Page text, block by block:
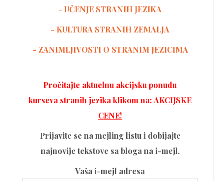
- UČENJE STRANIH JEZIKA
- KULTURA STRANIH ZEMALJA
- ZANIMLJIVOSTI O STRANIM JEZICIMA
Pročitajte aktuelnu akcijsku ponudu
kurseva stranih jezika klikom na:AKCIJSKE
CENE!
Prijavite se na mejling listu i dobijajte
najnovije tekstove sa bloga na i-mejl.
Vaša i-mejl adresa